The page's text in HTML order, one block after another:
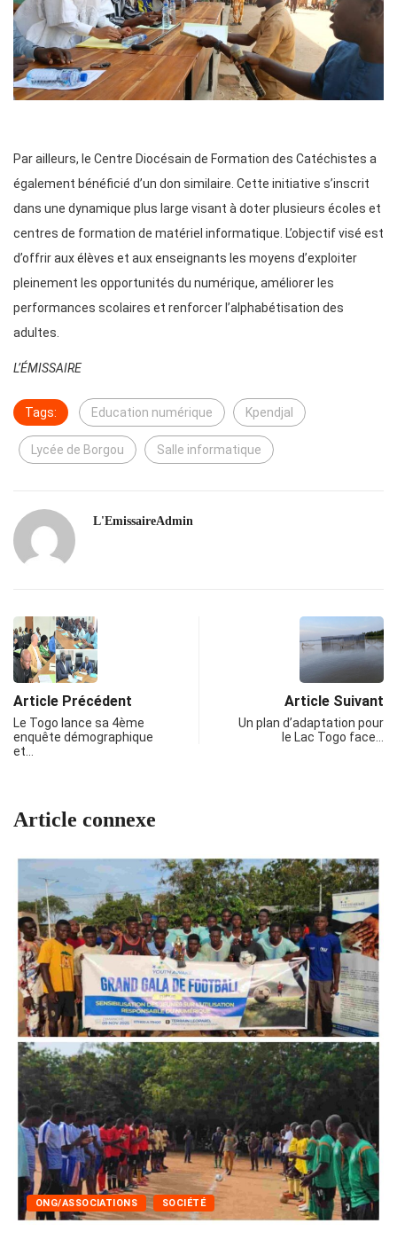
Par ailleurs, le Centre Diocésain de Formation des Catéchistes a
également bénéficié d’un don similaire. Cette initiative s’inscrit
dans une dynamique plus large visant à doter plusieurs écoles et
centres de formation de matériel informatique. L’objectif visé est
d’offrir aux élèves et aux enseignants les moyens d’exploiter
pleinement les opportunités du numérique, améliorer les
performances scolaires et renforcer l’alphabétisation des
adultes.
L’ÉMISSAIRE
Tags: Education numérique Kpendjal
Lycée de Borgou Salle informatique
L'EmissaireAdmin
Article Précédent
Le Togo lance sa 4ème
enquête démographique
et…
Article Suivant
Un plan d’adaptation pour
le Lac Togo face…
Article connexe
ONG/ASSOCIATIONS SOCIÉTÉ